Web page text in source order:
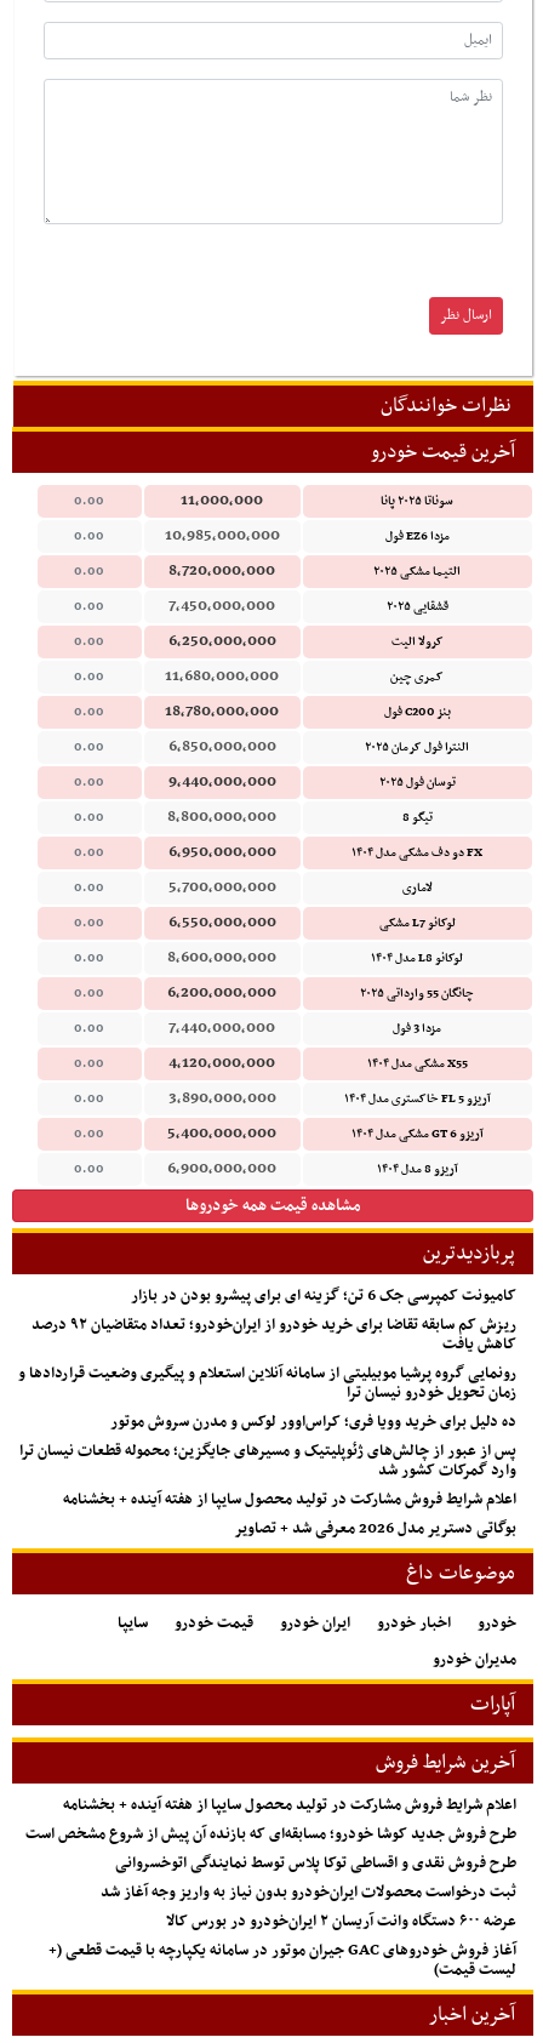
نظرات خوانندگان
آخرین قیمت خودرو
سوناتا ۲۰۲۵ پانا 11,000,000
0.00
مزدا EZ6 فول
10,985,000,000
0.00
التیما مشکی ۲۰۲۵
8,720,000,000
0.00
قشقایی ۲۰۲۵
7,450,000,000
0.00
کرولا الیت
6,250,000,000
0.00
کمری چین
11,680,000,000
0.00
بنز C200 فول
18,780,000,000
0.00
النترا فول کرمان ۲۰۲۵
6,850,000,000
0.00
توسان فول ۲۰۲۵
9,440,000,000
0.00
تیگو 8
8,800,000,000
0.00
FX دو دف مشکی مدل ۱۴۰۴
6,950,000,000
0.00
لاماری
5,700,000,000
0.00
لوکانو L7 مشکی
6,550,000,000
0.00
لوکانو L8 مدل ۱۴۰۴
8,600,000,000
0.00
چانگان 55 وارداتی ۲۰۲۵
6,200,000,000
0.00
مزدا 3 فول
7,440,000,000
0.00
X55 مشکی مدل ۱۴۰۴
4,120,000,000
0.00
آریزو 5 FL خاکستری مدل ۱۴۰۴
3,890,000,000
0.00
آریزو 6 GT مشکی مدل ۱۴۰۴
5,400,000,000
0.00
آریزو 8 مدل ۱۴۰۴
6,900,000,000
0.00
مشاهده قیمت همه خودروها
پربازدیدترین
کامیونت کمپرسی جک 6 تن؛ گزینه ای برای پیشرو بودن در بازار
ریزش کم‌ سابقه تقاضا برای خرید خودرو از ایران‌خودرو؛ تعداد متقاضیان ۹۲ درصد
کاهش یافت
رونمایی گروه پرشیا موبیلیتی از سامانه آنلاین استعلام و پیگیری وضعیت قراردادها و
زمان تحویل خودرو نیسان ترا
ده دلیل برای خرید وویا فری؛ کراس‌اوور لوکس و مدرن سروش موتور
پس از عبور از چالش‌های ژئوپلیتیک و مسیرهای جایگزین؛ محموله قطعات نیسان ترا
وارد گمرکات کشور شد
اعلام شرایط فروش مشارکت در تولید محصول سایپا از هفته آینده + بخشنامه
بوگاتی دستریر مدل 2026 معرفی شد + تصاویر
موضوعات داغ
خودرو اخبار خودرو ایران خودرو قیمت خودرو
سایپا
مدیران خودرو
آپارات
آخرین شرایط فروش
اعلام شرایط فروش مشارکت در تولید محصول سایپا از هفته آینده + بخشنامه
طرح فروش جدید کوشا خودرو؛ مسابقه‌ای که بازنده آن پیش از شروع مشخص است
طرح فروش نقدی و اقساطی توکا پلاس توسط نمایندگی اتوخسروانی
ثبت درخواست محصولات ایران‌خودرو بدون نیاز به واریز وجه آغاز شد
عرضه ۶۰۰ دستگاه وانت آریسان ۲ ایران‌خودرو در بورس کالا
آغاز فروش خودروهای GAC جیران موتور در سامانه یکپارچه با قیمت قطعی (+
لیست قیمت)
آخرین اخبار